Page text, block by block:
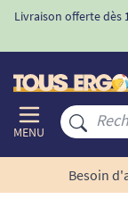
Livraison offerte dès
MENU
Besoin